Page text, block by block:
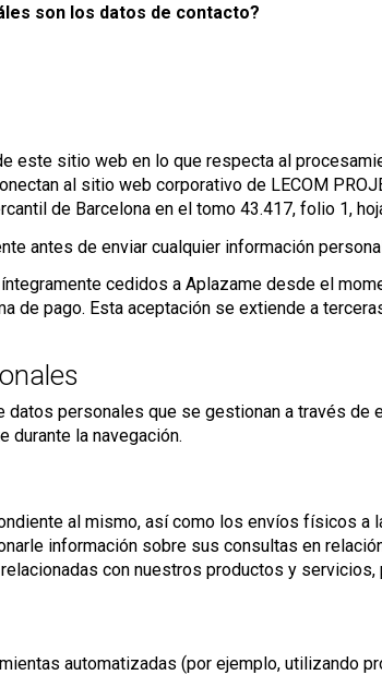
son los datos de contacto?
este sitio web en lo que respecta al
al sitio web corporativo de LECOM
de Barcelona en el tomo 43.417, folio 1,
antes de enviar cualquier información
cedidos a Aplazame desde el
pago. Esta aceptación se extiende a
personales que se gestionan a través
durante la navegación.
al mismo, así como los envíos físicos a
información sobre sus consultas en
con nuestros productos y
automatizadas (por ejemplo, utilizando